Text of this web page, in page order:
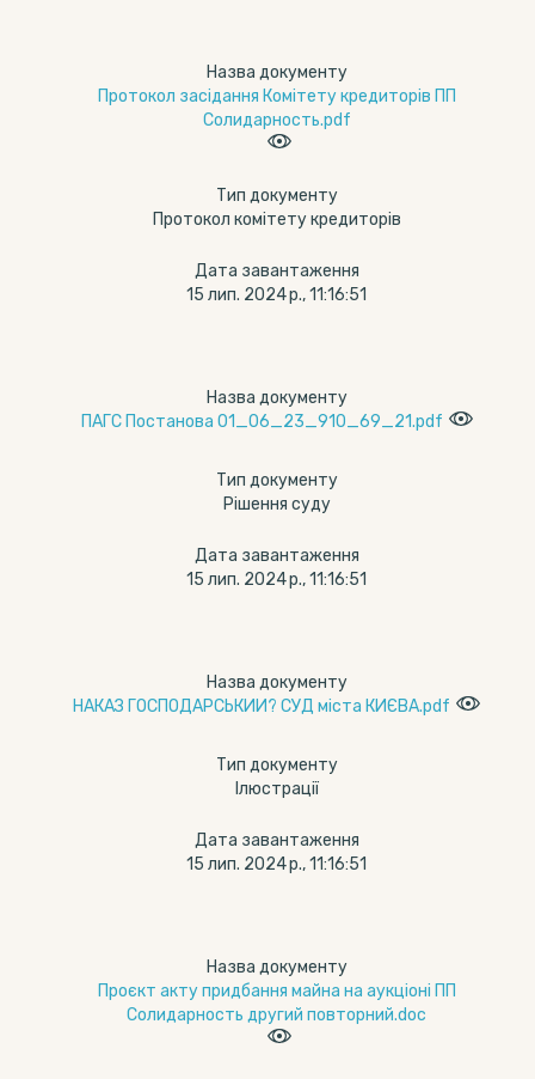
Назва документу
Протокол засідання Комітету кредиторів ПП
Солидарность.pdf
Тип документу
Протокол комітету кредиторів
Дата завантаження
15 лип. 2024 р., 11:16:51
Назва документу
ПАГС Постанова 01_06_23_910_69_21.pdf
Тип документу
Рішення суду
Дата завантаження
15 лип. 2024 р., 11:16:51
Назва документу
НАКАЗ ГОСПОДАРСЬКИИ? СУД міста КИЄВА.pdf
Тип документу
Ілюстрації
Дата завантаження
15 лип. 2024 р., 11:16:51
Назва документу
Проєкт акту придбання майна на аукціоні ПП
Солидарность другий повторний.doc